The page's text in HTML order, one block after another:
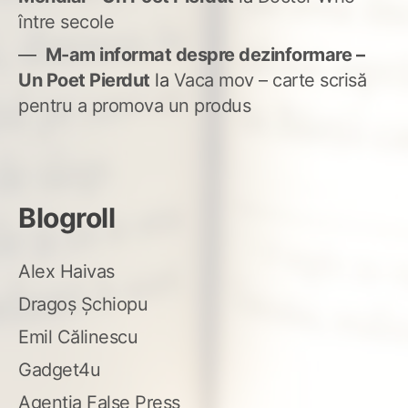
între secole
M-am informat despre dezinformare –
Un Poet Pierdut la Vaca mov – carte scrisă
pentru a promova un produs
Blogroll
Alex Haivas
Dragoș Șchiopu
Emil Călinescu
Gadget4u
Agenția False Press